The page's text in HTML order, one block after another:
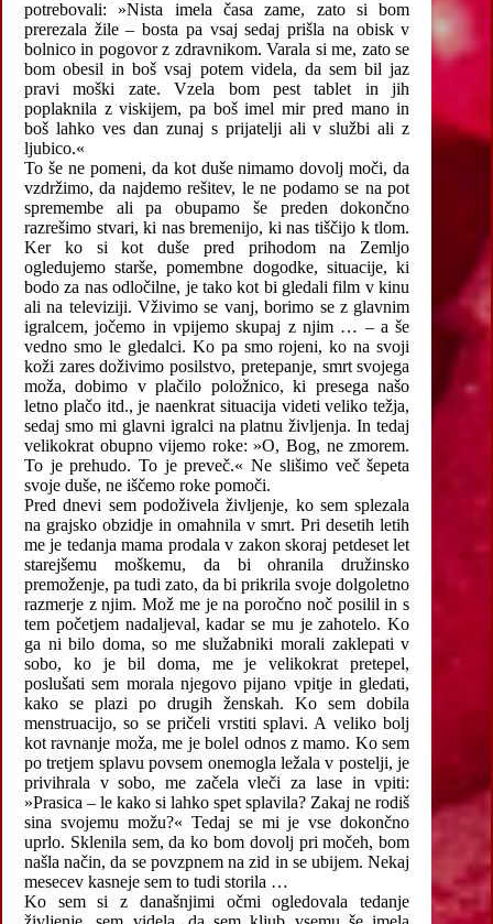
potrebovali: »Nista imela časa zame, zato si bom
prerezala žile – bosta pa vsaj sedaj prišla na obisk v
bolnico in pogovor z zdravnikom. Varala si me, zato se
bom obesil in boš vsaj potem videla, da sem bil jaz
pravi moški zate. Vzela bom pest tablet in jih
poplaknila z viskijem, pa boš imel mir pred mano in
boš lahko ves dan zunaj s prijatelji ali v službi ali z
ljubico.«
To še ne pomeni, da kot duše nimamo dovolj moči, da
vzdržimo, da najdemo rešitev, le ne podamo se na pot
spremembe ali pa obupamo še preden dokončno
razrešimo stvari, ki nas bremenijo, ki nas tiščijo k tlom.
Ker ko si kot duše pred prihodom na Zemljo
ogledujemo starše, pomembne dogodke, situacije, ki
bodo za nas odločilne, je tako kot bi gledali film v kinu
ali na televiziji. Vživimo se vanj, borimo se z glavnim
igralcem, jočemo in vpijemo skupaj z njim … – a še
vedno smo le gledalci. Ko pa smo rojeni, ko na svoji
koži zares doživimo posilstvo, pretepanje, smrt svojega
moža, dobimo v plačilo položnico, ki presega našo
letno plačo itd., je naenkrat situacija videti veliko težja,
sedaj smo mi glavni igralci na platnu življenja. In tedaj
velikokrat obupno vijemo roke: »O, Bog, ne zmorem.
To je prehudo. To je preveč.« Ne slišimo več šepeta
svoje duše, ne iščemo roke pomoči.
Pred dnevi sem podoživela življenje, ko sem splezala
na grajsko obzidje in omahnila v smrt. Pri desetih letih
me je tedanja mama prodala v zakon skoraj petdeset let
starejšemu moškemu, da bi ohranila družinsko
premoženje, pa tudi zato, da bi prikrila svoje dolgoletno
razmerje z njim. Mož me je na poročno noč posilil in s
tem početjem nadaljeval, kadar se mu je zahotelo. Ko
ga ni bilo doma, so me služabniki morali zaklepati v
sobo, ko je bil doma, me je velikokrat pretepel,
poslušati sem morala njegovo pijano vpitje in gledati,
kako se plazi po drugih ženskah. Ko sem dobila
menstruacijo, so se pričeli vrstiti splavi. A veliko bolj
kot ravnanje moža, me je bolel odnos z mamo. Ko sem
po tretjem splavu povsem onemogla ležala v postelji, je
privihrala v sobo, me začela vleči za lase in vpiti:
»Prasica – le kako si lahko spet splavila? Zakaj ne rodiš
sina svojemu možu?« Tedaj se mi je vse dokončno
uprlo. Sklenila sem, da ko bom dovolj pri močeh, bom
našla način, da se povzpnem na zid in se ubijem. Nekaj
mesecev kasneje sem to tudi storila …
Ko sem si z današnjimi očmi ogledovala tedanje